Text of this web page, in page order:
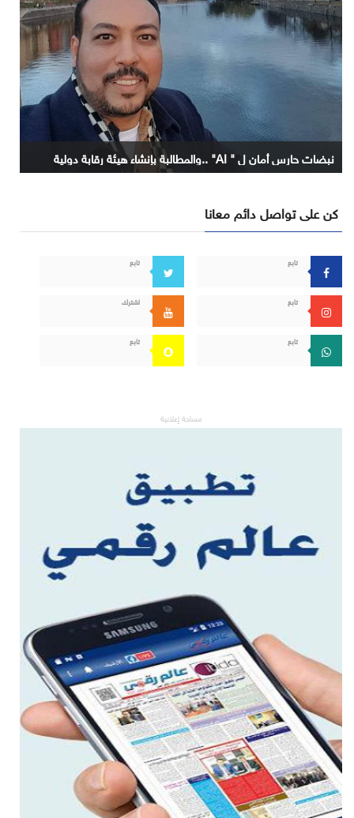
نبضات حارس أمان ل " AI" ..والمطالبة بإنشاء هيئة رقابة دولية
كن على تواصل دائم معانا
تابع تابع
تابع اشترك
تابع تابع
مساحة إعلانية